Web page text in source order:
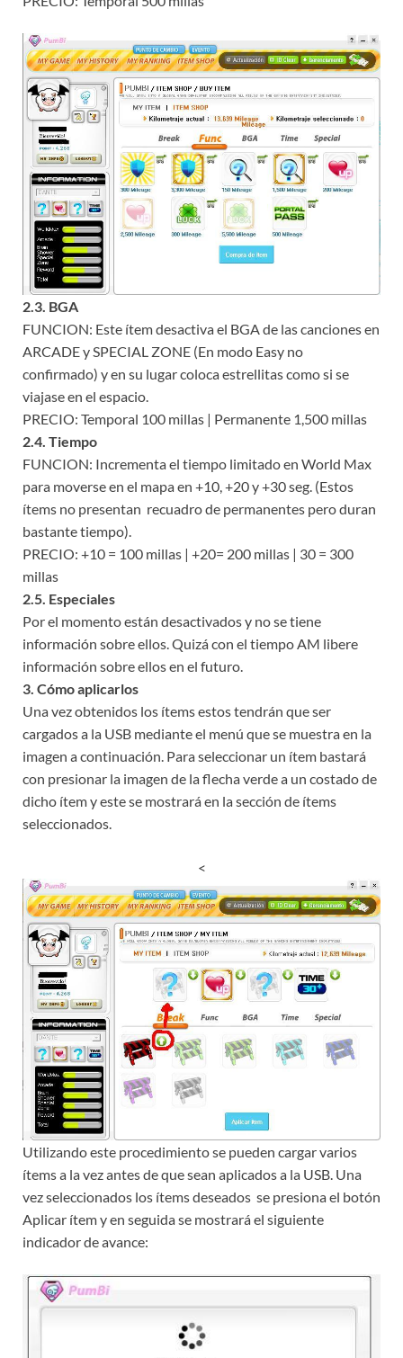
2.3. BGA
FUNCION: Este ítem desactiva el BGA de las canciones en
ARCADE y SPECIAL ZONE (En modo Easy no
confirmado) y en su lugar coloca estrellitas como si se
viajase en el espacio.
PRECIO: Temporal 100 millas | Permanente 1,500 millas
2.4. Tiempo
FUNCION: Incrementa el tiempo limitado en World Max
para moverse en el mapa en +10, +20 y +30 seg. (Estos
ítems no presentan recuadro de permanentes pero duran
bastante tiempo).
PRECIO: +10 = 100 millas | +20= 200 millas | 30 = 300
millas
2.5. Especiales
Por el momento están desactivados y no se tiene
información sobre ellos. Quizá con el tiempo AM libere
información sobre ellos en el futuro.
3. Cómo aplicarlos
Una vez obtenidos los ítems estos tendrán que ser
cargados a la USB mediante el menú que se muestra en la
imagen a continuación. Para seleccionar un ítem bastará
con presionar la imagen de la flecha verde a un costado de
dicho ítem y este se mostrará en la sección de ítems
seleccionados.
<
Utilizando este procedimiento se pueden cargar varios
ítems a la vez antes de que sean aplicados a la USB. Una
vez seleccionados los ítems deseados se presiona el botón
Aplicar ítem y en seguida se mostrará el siguiente
indicador de avance: